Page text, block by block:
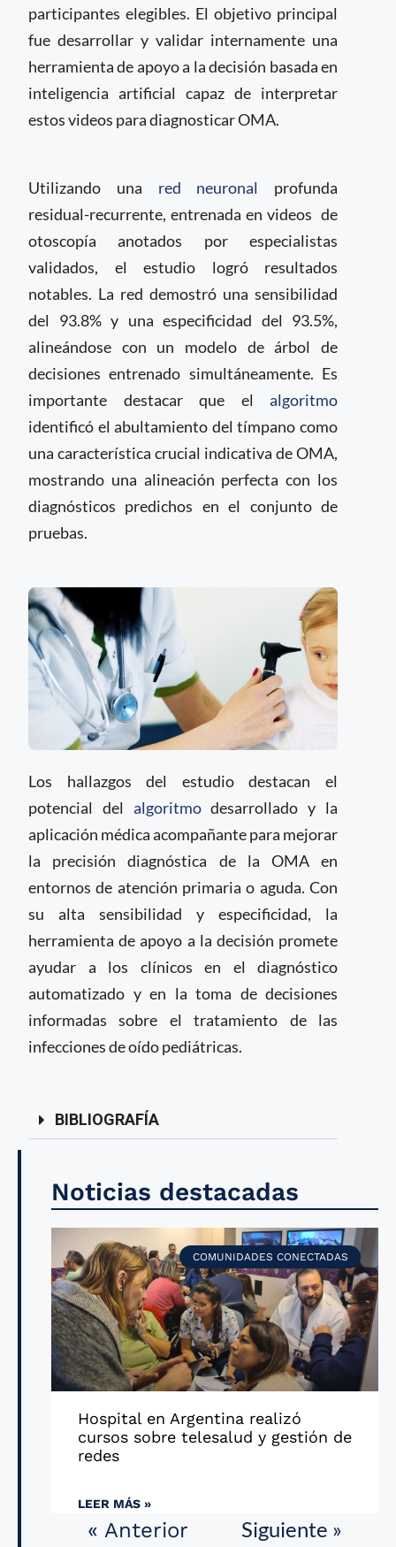
participantes elegibles. El objetivo principal
fue desarrollar y validar internamente una
herramienta de apoyo a la decisión basada en
inteligencia artificial capaz de interpretar
estos videos para diagnosticar OMA.
Utilizando una red neuronal
profunda
residual-recurrente, entrenada en videos de
otoscopía anotados por especialistas
validados, el estudio logró resultados
notables. La red demostró una sensibilidad
del 93.8% y una especificidad del 93.5%,
alineándose con un modelo de árbol de
decisiones entrenado simultáneamente. Es
importante destacar que el algoritmo
identificó el abultamiento del tímpano como
una característica crucial indicativa de OMA,
mostrando una alineación perfecta con los
diagnósticos predichos en el conjunto de
pruebas.
Los hallazgos del estudio destacan el
potencial del algoritmodesarrollado y la
aplicación médica acompañante para mejorar
la precisión diagnóstica de la OMA en
entornos de atención primaria o aguda. Con
su alta sensibilidad y especificidad, la
herramienta de apoyo a la decisión promete
ayudar a los clínicos en el diagnóstico
automatizado y en la toma de decisiones
informadas sobre el tratamiento de las
infecciones de oído pediátricas.
BIBLIOGRAFÍA
Noticias destacadas
COMUNIDADES CONECTADAS
Hospital en Argentina realizó
cursos sobre telesalud y gestión de
redes
LEER MÁS »
« Anterior Siguiente »